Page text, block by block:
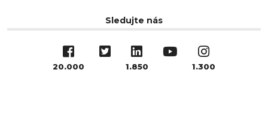
Sledujte nás
20.000 1.850 1.300